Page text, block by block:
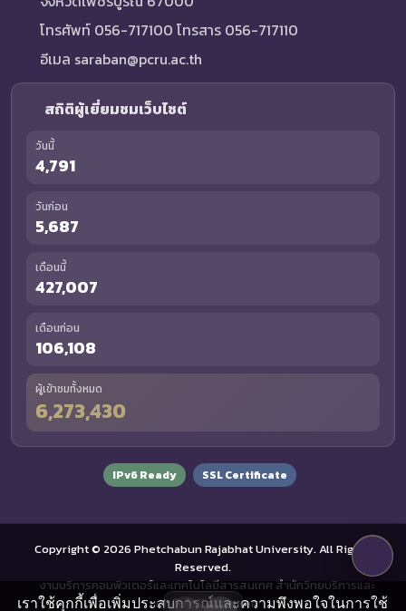
โทรศัพท์ 056-717100 โทรสาร 056-717110
อีเมล saraban@pcru.ac.th
สถิติผู้เยี่ยมชมเว็บไซต์
วันนี้
4,791
วันก่อน
5,687
เดือนนี้
427,007
เดือนก่อน
106,108
ผู้เข้าชมทั้งหมด
6,273,430
IPv6 Ready SSL Certificate
Copyright © 2026 Phetchabun Rajabhat University. All Rights
Reserved.
งานบริการคอมพิวเตอร์และเทคโนโลยีสารสนเทศ สำนักวิทยบริการและ
เทคโนโลยีสารสนเทศ
เราใช้คุกกี้เพื่อเพิ่มประสบการณ์และความพึงพอใจในการใช้